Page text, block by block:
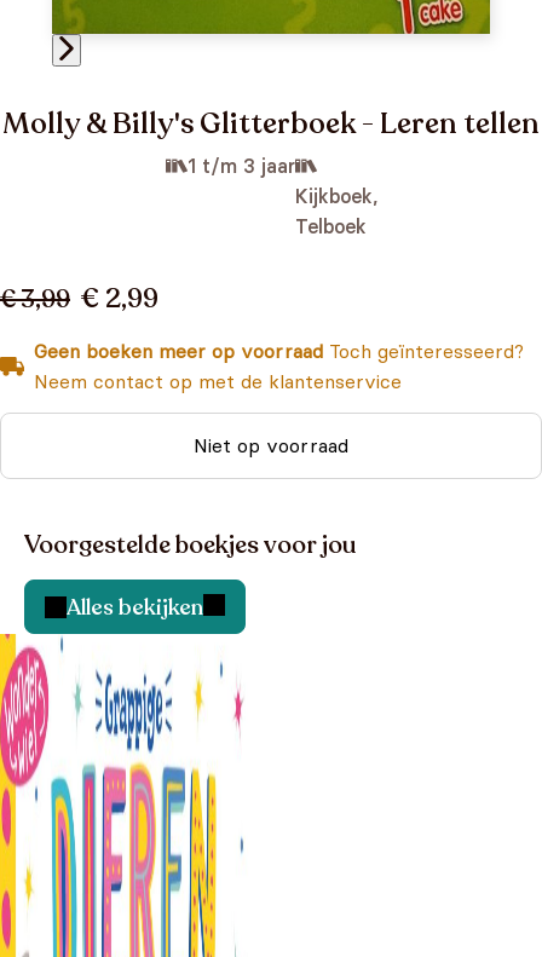
Molly & Billy's Glitterboek - Leren tellen
1 t/m 3 jaar
Kijkboek,
Telboek
€ 3,99 € 2,99
Geen boeken meer op voorraad Toch geïnteresseerd?
Neem contact op met de klantenservice
Niet op voorraad
Voorgestelde boekjes voor jou
Alles bekijken